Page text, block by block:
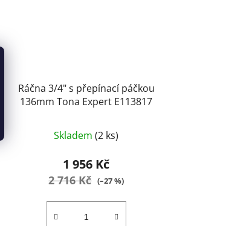
Ráčna 3/4" s přepínací páčkou
136mm Tona Expert E113817
Skladem(2 ks)
1 956 Kč
2 716 Kč (–27 %)